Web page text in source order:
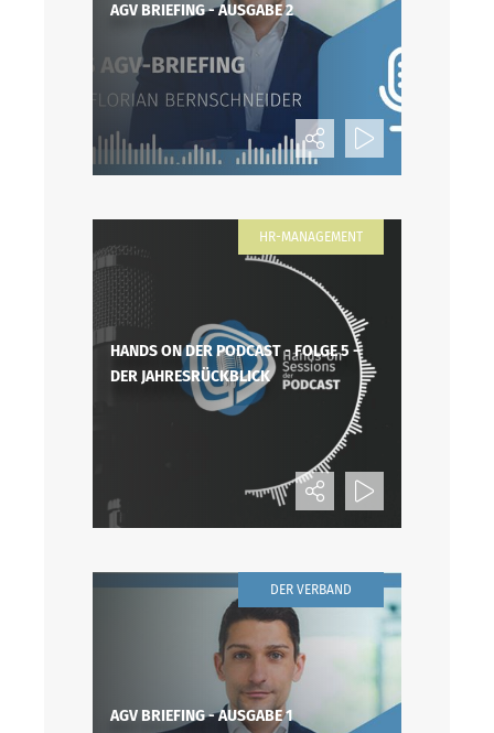
AGV BRIEFING - AUSGABE 2
HR-MANAGEMENT
HANDS ON DER PODCAST - FOLGE 5 -
DER JAHRESRÜCKBLICK
DER VERBAND
AGV BRIEFING - AUSGABE 1